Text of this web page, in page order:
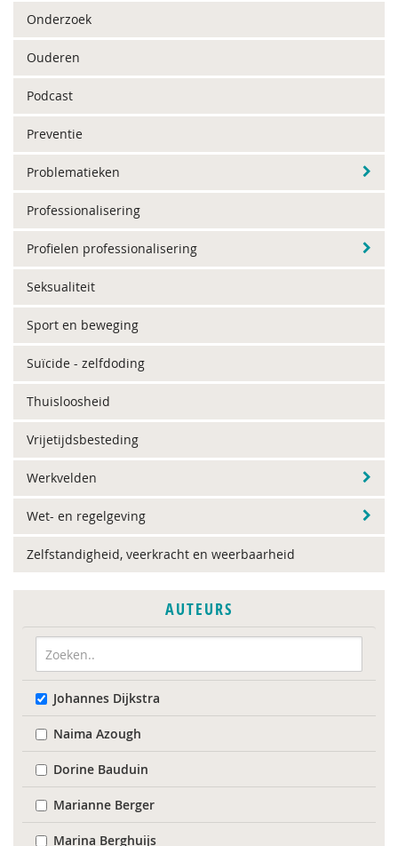
Onderzoek
Ouderen
Podcast
Preventie
Problematieken
Professionalisering
Profielen professionalisering
Seksualiteit
Sport en beweging
Suïcide - zelfdoding
Thuisloosheid
Vrijetijdsbesteding
Werkvelden
Wet- en regelgeving
Zelfstandigheid, veerkracht en weerbaarheid
AUTEURS
Johannes Dijkstra
Naima Azough
Dorine Bauduin
Marianne Berger
Marina Berghuijs